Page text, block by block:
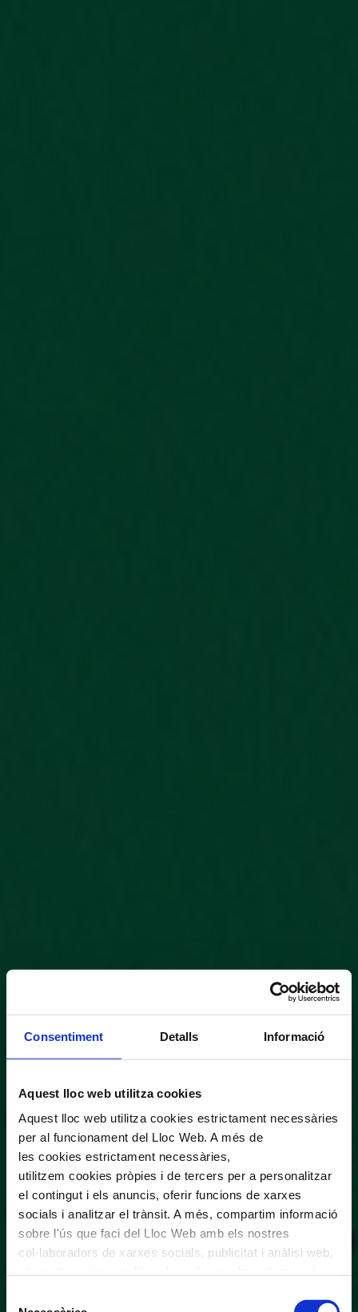
Consentiment Detalls Informació
Aquest lloc web utilitza cookies
Aquest lloc web utilitza cookies estrictament necessàries
per al funcionament del Lloc Web. A més de
les cookies estrictament necessàries,
utilitzem cookies pròpies i de tercers per a personalitzar
el contingut i els anuncis, oferir funcions de xarxes
socials i analitzar el trànsit. A més, compartim informació
sobre l'ús que faci del Lloc Web amb els nostres
col·laboradors de xarxes socials, publicitat i anàlisi web,